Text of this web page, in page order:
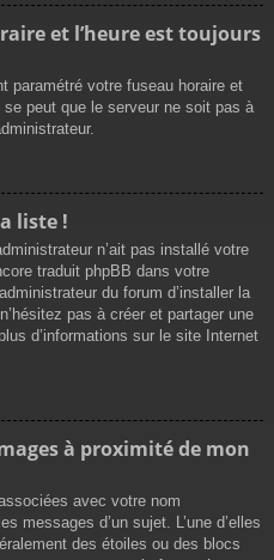
et l’heure est toujours
paramétré votre fuseau horaire et
peut que le serveur ne soit pas à
liste !
n’ait pas installé votre
traduit phpBB dans votre
du forum d’installer la
pas à créer et partager une
d’informations sur le site Internet
à proximité de mon
avec votre nom
messages d’un sujet. L’une d’elles
des étoiles ou des blocs